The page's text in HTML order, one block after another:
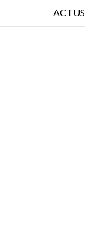
ACTUS